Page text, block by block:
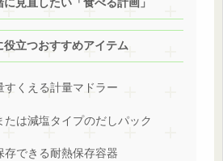
見直したい「食べる計画」
役立つおすすめアイテム
すくえる計量マドラー
たは減塩タイプのだしパック
存できる耐熱保存容器